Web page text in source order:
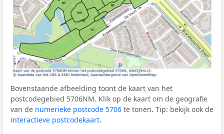
Bovenstaande afbeelding toont de kaart van het
postcodegebied 5706NM. Klik op de kaart om de geografie
van de numerieke postcode 5706 te tonen. Tip: bekijk ook de
interactieve postcodekaart.